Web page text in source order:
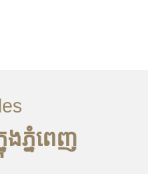
នុងភ្នំពេញ